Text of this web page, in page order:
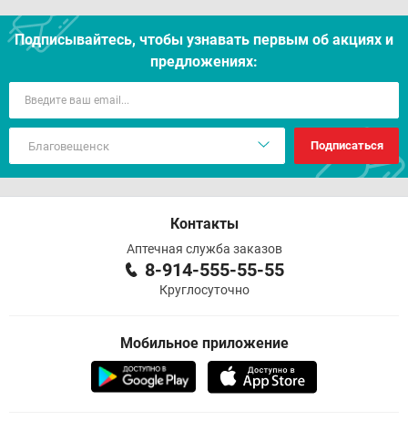
Подписывайтесь, чтобы узнавать первым об акцияx и
предложениях:
Подписаться
Контакты
Аптечная служба заказов
8-914-555-55-55
Круглосуточно
Мобильное приложение